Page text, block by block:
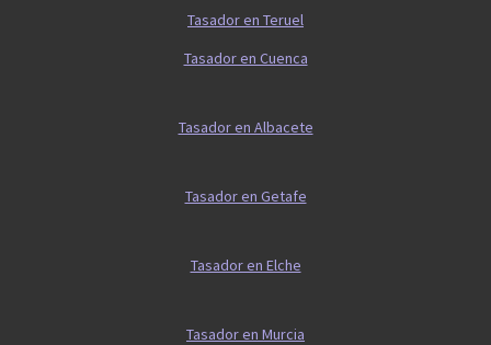
Tasador en Teruel
Tasador en Cuenca
Tasador en Albacete
Tasador en Getafe
Tasador en Elche
Tasador en Murcia